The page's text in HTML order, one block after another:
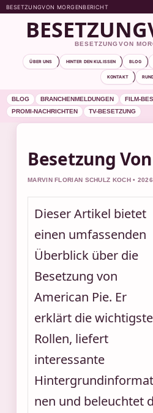
BESETZUNGVON MORGENBERICHT
BESETZUNGVON
ÜBER UNS HINTER DEN KULISSEN BLOG
KONTAKT
BLOG BRANCHENMELDUNGEN FILM-
PROMI-NACHRICHTEN
TV-BESETZUNG
Besetzung
MARVIN FLORIAN SCHULZ KOCH •
Dieser Artikel bietet
einen umfassenden
Überblick über die
Besetzung von
American Pie. Er
erklärt die
Rollen, liefert
interessante
nen und beleuchtet